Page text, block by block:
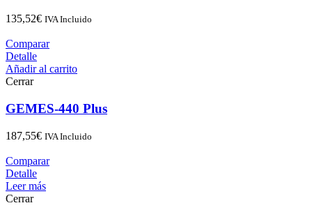
135,52€ IVA Incluido
Comparar
Detalle
Añadir al carrito
Cerrar
GEMES-440 Plus
187,55€ IVA Incluido
Comparar
Detalle
Leer más
Cerrar